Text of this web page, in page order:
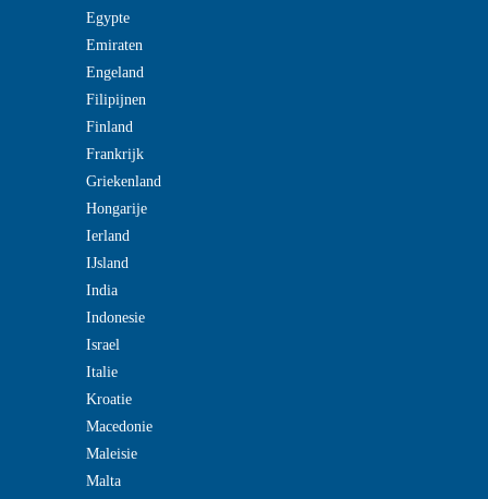
Egypte
Emiraten
Engeland
Filipijnen
Finland
Frankrijk
Griekenland
Hongarije
Ierland
IJsland
India
Indonesie
Israel
Italie
Kroatie
Macedonie
Maleisie
Malta